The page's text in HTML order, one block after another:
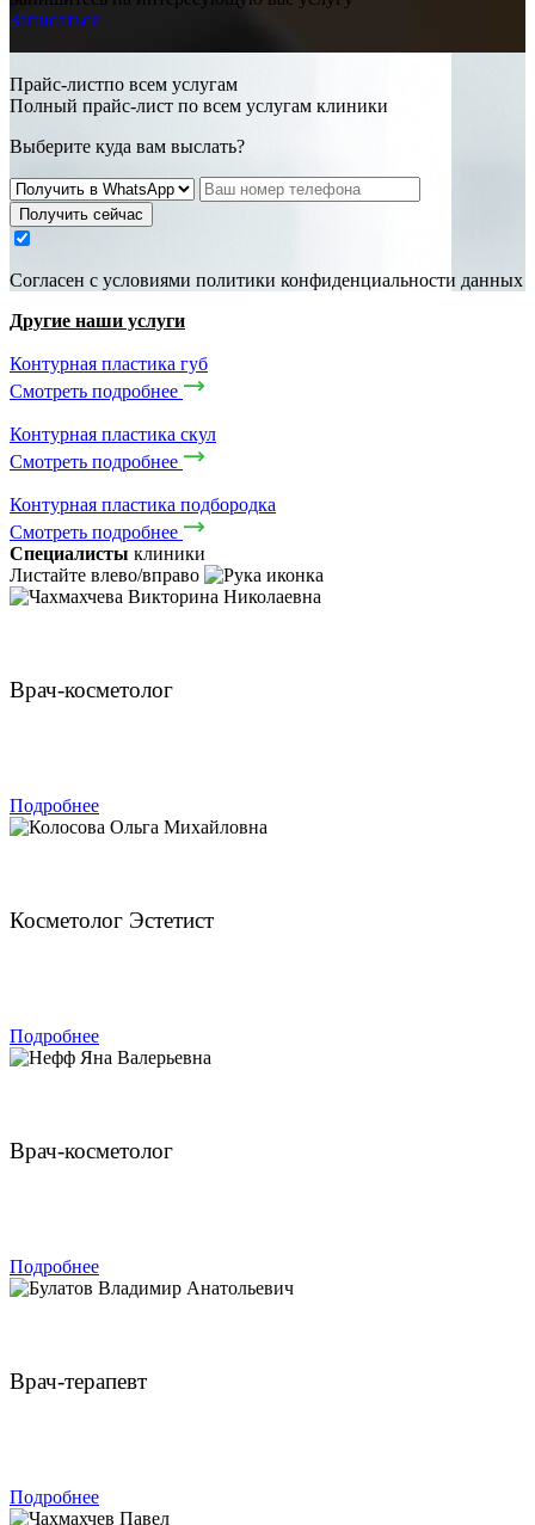
Записаться
Прайс-листпо всем услугам
Полный прайс-лист по всем услугам клиники
Выберите куда вам выслать?
Получить сейчас
Cогласен с условиями политики конфиденциальности данных
Другие наши услуги
Контурная пластика губ
Смотреть подробнее
Контурная пластика скул
Смотреть подробнее
Контурная пластика подбородка
Смотреть подробнее
Специалисты клиники
Листайте влево/вправо
Врач-косметолог
Подробнее
Косметолог Эстетист
Подробнее
Врач-косметолог
Подробнее
Врач-терапевт
Подробнее